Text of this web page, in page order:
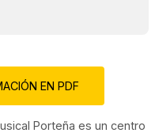
EN PDF
Porteña es un centro